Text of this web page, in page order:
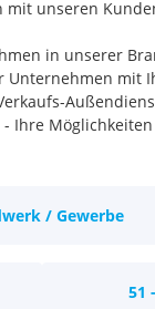
unseren
in unserer
Unternehmen mit
Ihre
sich an einem
auf das spätere
/ Gewerbe
51